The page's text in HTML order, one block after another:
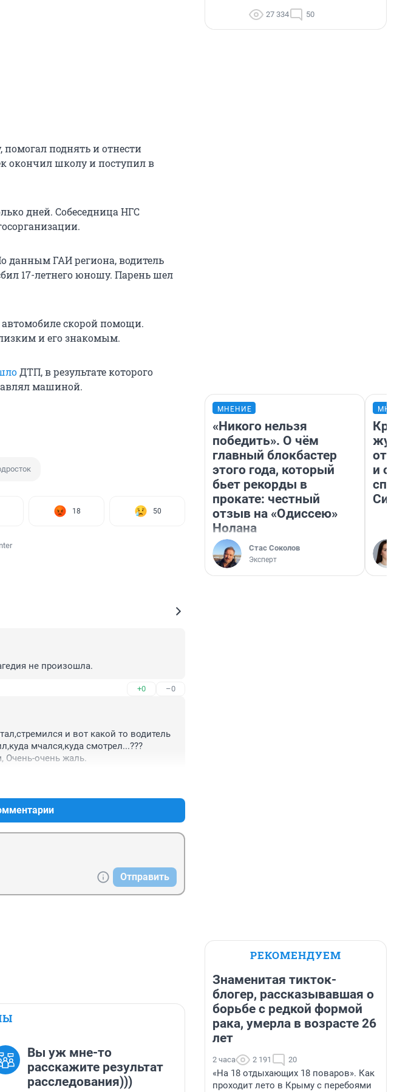
помогал поднять и отнести
окончил школу и поступил в
дней. Собеседница НГС
данным ГАИ региона, водитель
17-летнего юношу. Парень шел
автомобиле скорой помощи.
и его знакомым.
ДТП, в результате которого
машиной.
18 50
не произошла.
+0 –0
и вот какой то водитель
мчался,куда смотрел...???
Очень-очень жаль.
Отправить
Вы уж мне-то
расскажите результат
расследования)))
27 334 50
МНЕНИЕ
«Никого нельзя
победить». О чём
главный блокбастер
этого года, который
бьет рекорды в
прокате: честный
отзыв на «Одиссею»
Нолана
Стас Соколов
Эксперт
и
РЕКОМЕНДУЕМ
Знаменитая тикток-
блогер, рассказывавшая о
борьбе с редкой формой
рака, умерла в возрасте 26
лет
2 часа 2 191 20
«На 18 отдыхающих 18 поваров». Как
проходит лето в Крыму с перебоями